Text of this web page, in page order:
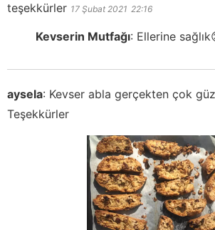
teşekkürler 17 Şubat 2021 22:16
Kevserin Mutfağı: Ellerine
aysela: Kevser abla gerçekten çok
Teşekkürler